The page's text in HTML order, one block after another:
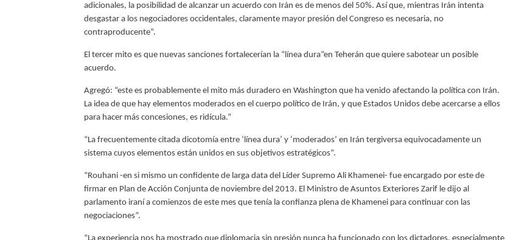
adicionales, la posibilidad de alcanzar un acuerdo con Irán es de menos del 50%. Así que, mientras Irán intenta
desgastar a los negociadores occidentales, claramente mayor presión del Congreso es necesaria, no
contraproducente”.
El tercer mito es que nuevas sanciones fortalecerían la “línea dura”en Teherán que quiere sabotear un posible
acuerdo.
Agregó: “este es probablemente el mito más duradero en Washington que ha venido afectando la política con Irán.
La idea de que hay elementos moderados en el cuerpo político de Irán, y que Estados Unidos debe acercarse a ellos
para hacer más concesiones, es ridícula.”
“La frecuentemente citada dicotomía entre ‘línea dura’ y ‘moderados’ en Irán tergiversa equivocadamente un
sistema cuyos elementos están unidos en sus objetivos estratégicos”.
“Rouhani -en si mismo un confidente de larga data del Líder Supremo Ali Khamenei- fue encargado por este de
firmar en Plan de Acción Conjunta de noviembre del 2013. El Ministro de Asuntos Exteriores Zarif le dijo al
parlamento iraní a comienzos de este mes que tenía la confianza plena de Khamenei para continuar con las
negociaciones”.